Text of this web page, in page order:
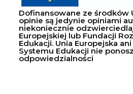
Dofinansowane ze środków
opinie są jedynie opiniami
niekoniecznie
Europejskiej lub Fundacji
Edukacji. Unia Europejska
Systemu Edukacji nie
odpowiedzialności